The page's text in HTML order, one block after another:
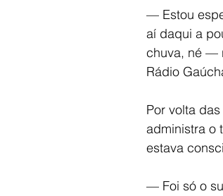
— Estou
aí daqui a
chuva, né —
Rádio
Por volta
administra o
estava
— Foi só o